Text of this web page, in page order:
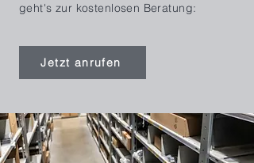
geht's zur kostenlosen Beratung:
Jetzt anrufen